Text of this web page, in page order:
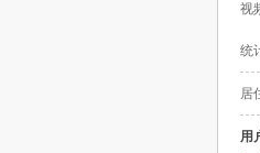
视
统
居
用